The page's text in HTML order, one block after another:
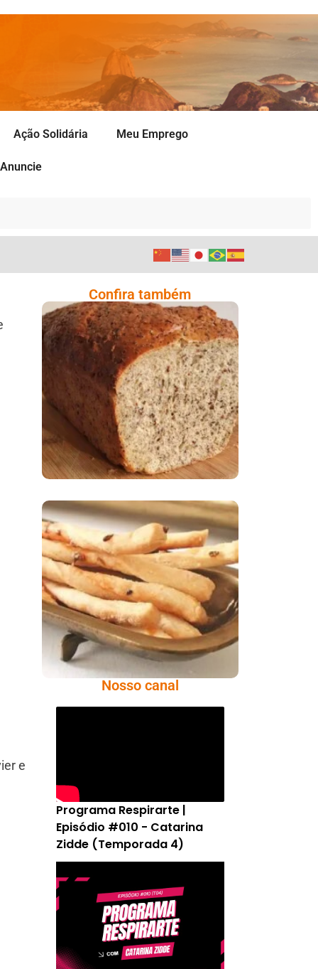
Ação Solidária Meu Emprego
Anuncie
e
Confira também
Comer Bem: Pão Low
Carb
Comer Bem:
Palitinhos De Cebola
E Salsa
Nosso canal
Programa Respirarte |
Episódio #010 - Catarina
Zidde (Temporada 4)